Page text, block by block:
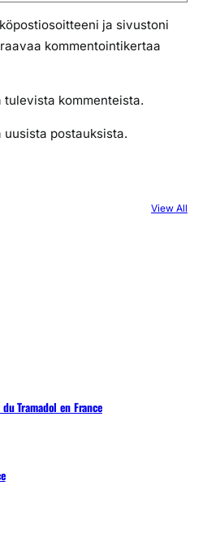
ja sivustoni
kommentointikertaa
kommenteista.
postauksista.
View All
Tramadol en France